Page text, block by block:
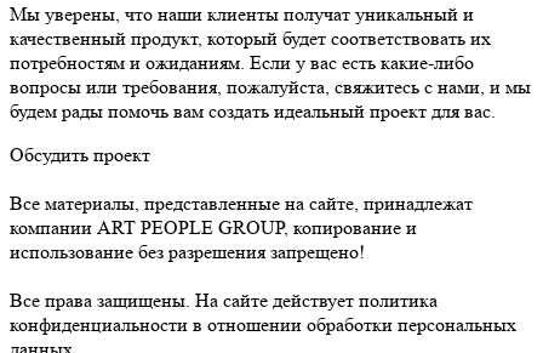
Мы уверены, что наши клиенты получат уникальный и
качественный продукт, который будет соответствовать их
потребностям и ожиданиям. Если у вас есть какие-либо
вопросы или требования, пожалуйста, свяжитесь с нами, и мы
будем рады помочь вам создать идеальный проект для вас.
Обсудить проект
Все материалы, представленные на сайте, принадлежат
компании ART PEOPLE GROUP, копирование и
использование без разрешения запрещено!
Все права защищены. На сайте действует политика
конфиденциальности в отношении обработки персональных